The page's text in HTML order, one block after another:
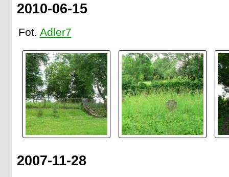
2010-06-15
Fot. Adler7
2007-11-28